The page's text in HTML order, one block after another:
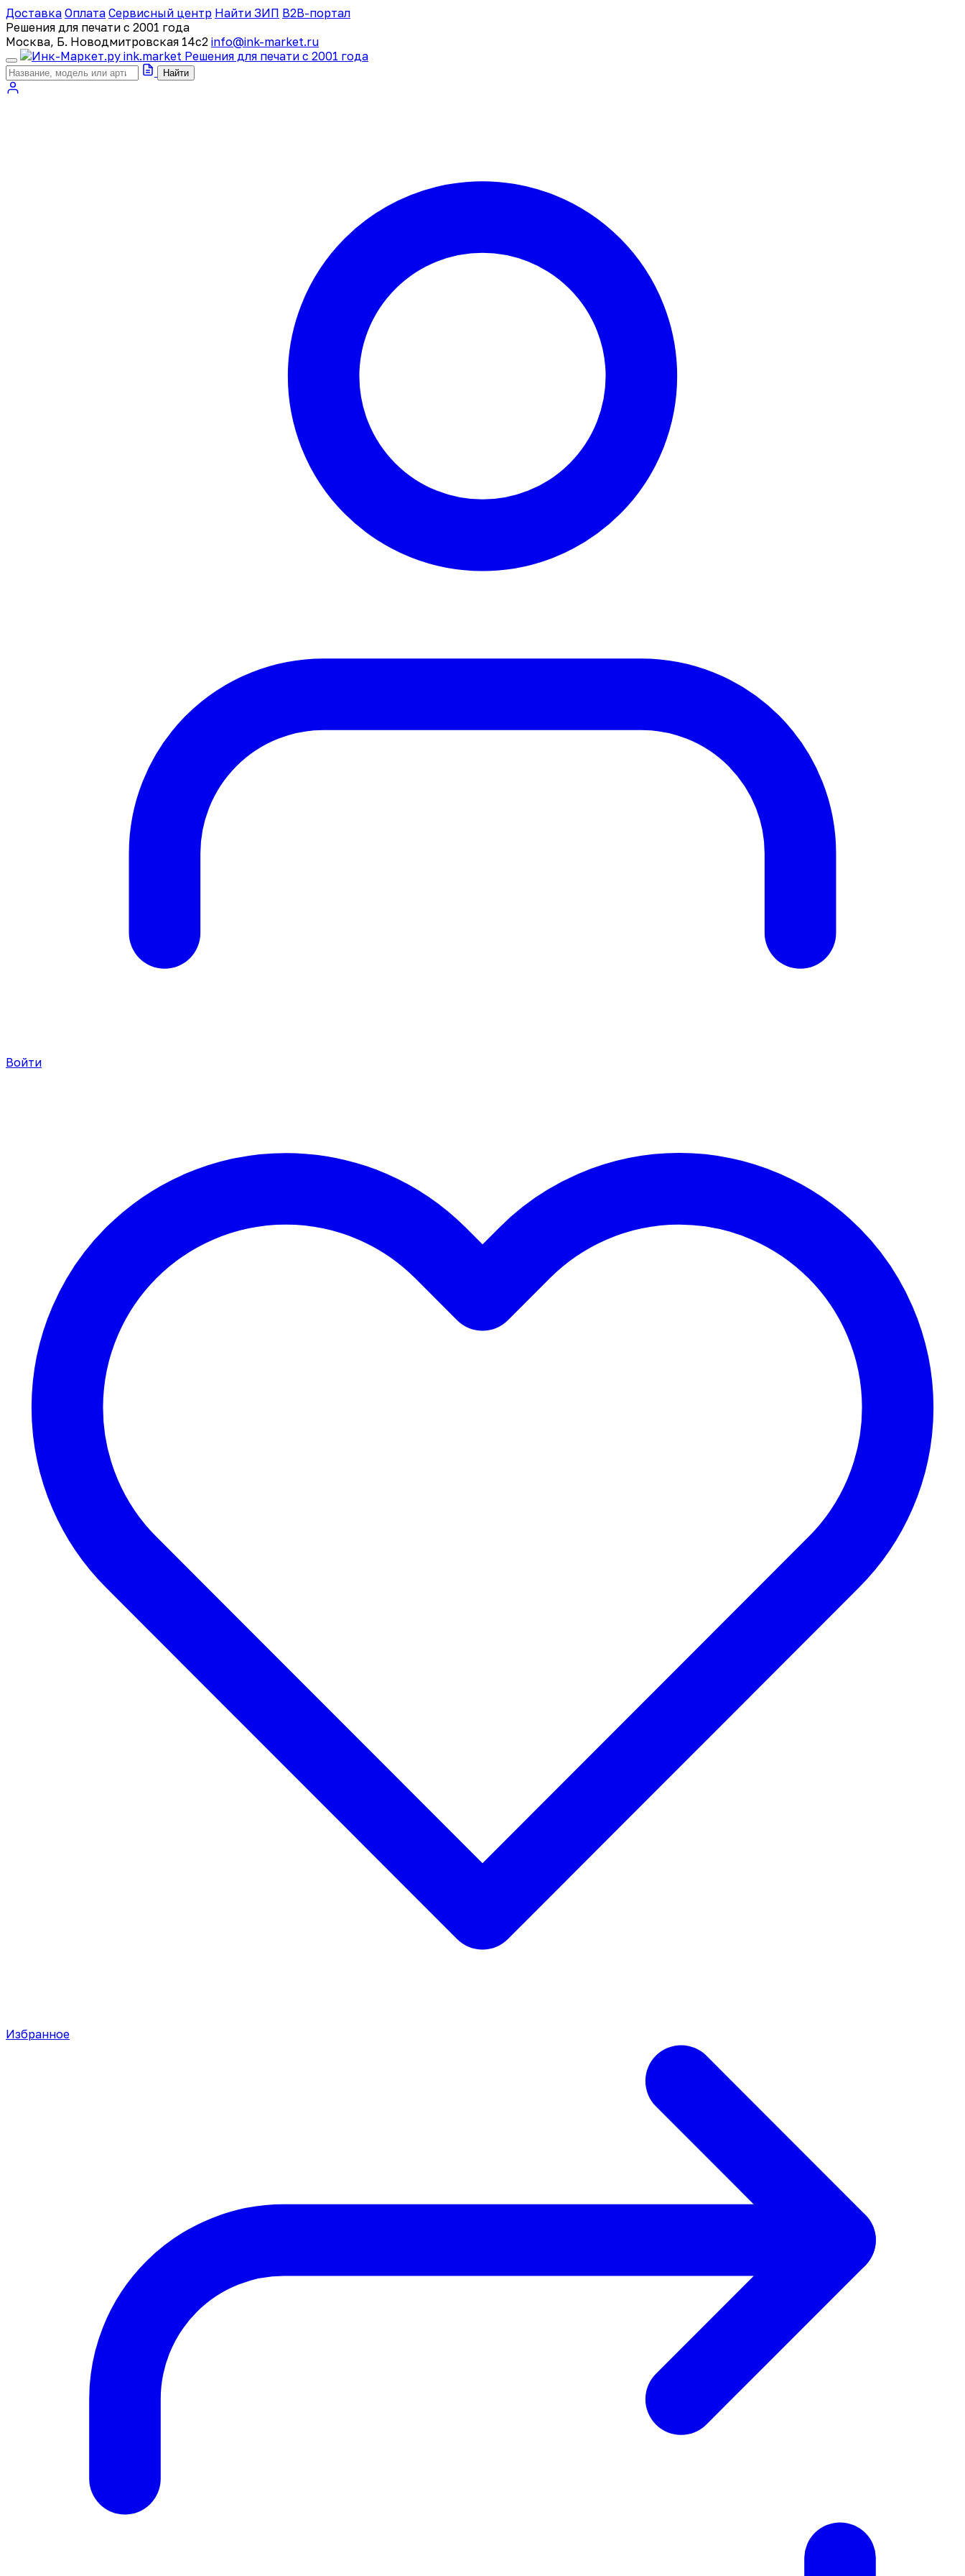
Доставка Оплата Сервисный центр Найти ЗИП B2B-портал
Решения для печати с 2001 года
Москва, Б. Новодмитровская 14с2 info@ink-market.ru
ink.market Решения для печати с 2001 года
Найти
Войти
Избранное